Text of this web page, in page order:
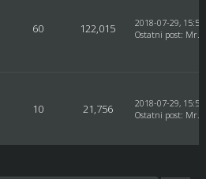
60 122,015
2018-07-29,
Ostatni post: Mr.
10 21,756
2018-07-29,
Ostatni post: Mr.